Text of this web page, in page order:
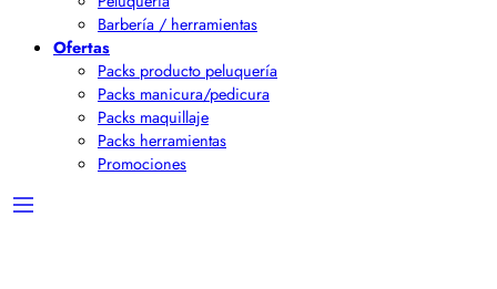
Barbería / herramientas
Ofertas
Packs producto peluquería
Packs manicura/pedicura
Packs maquillaje
Packs herramientas
Promociones